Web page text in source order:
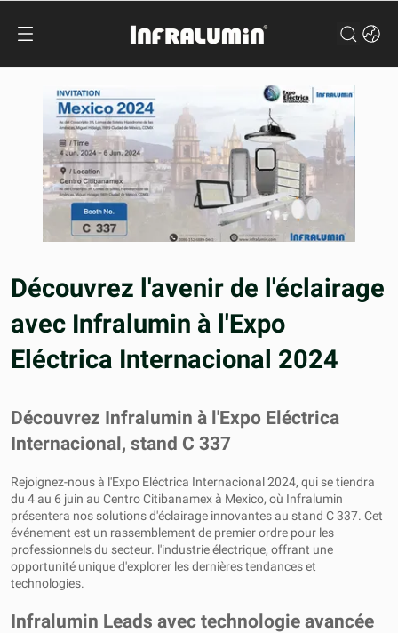
Découvrez l'avenir de l'éclairage
avec Infralumin à l'Expo
Eléctrica Internacional 2024
Découvrez Infralumin à l'Expo Eléctrica
Internacional, stand C 337
Rejoignez-nous à l'Expo Eléctrica Internacional 2024, qui se tiendra
du 4 au 6 juin au Centro Citibanamex à Mexico, où Infralumin
présentera nos solutions d'éclairage innovantes au stand C 337. Cet
événement est un rassemblement de premier ordre pour les
professionnels du secteur. l'industrie électrique, offrant une
opportunité unique d'explorer les dernières tendances et
technologies.
Infralumin Leads avec technologie avancée